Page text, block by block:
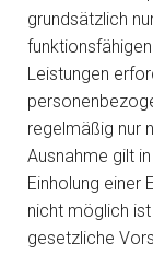
grundsätzlich
Leistungen
regelmäßig nur
Ausnahme gilt
Einholung einer
nicht möglich
gesetzliche